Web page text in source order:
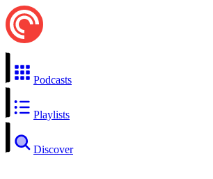
Podcasts
Playlists
Discover